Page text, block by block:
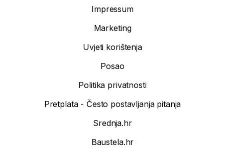
Impressum
Marketing
Uvjeti korištenja
Posao
Politika privatnosti
Pretplata - Često postavljanja pitanja
Srednja.hr
Baustela.hr